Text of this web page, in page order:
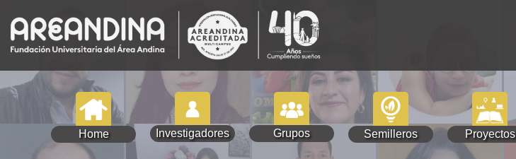
Home Investigadores Grupos Semilleros Proyectos